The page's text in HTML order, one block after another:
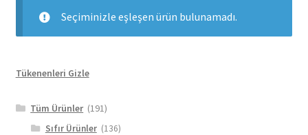
Faydalı Bilgiler
Seçiminizle eşleşen ürün bulunamadı.
Tükenenleri Gizle
Tüm Ürünler (191)
Sıfır Ürünler (136)